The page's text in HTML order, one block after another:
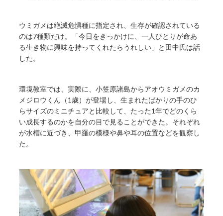
ウミガメは絶滅危惧種に指定され、生存が確認されている
のは7種類だけ。「今日をきっかけに、一人ひとりが命あ
る生き物に興味を持ってくれたらうれしい」と田中氏は話
した。
環境教室では、実際に、小笠原諸島からアオウミガメのカ
メジロウくん（1歳）が登場し、生まれたばかりの手のひ
らサイズのミニチュアと比較して、たった1年でどのくら
い成長するのかを自分の目で見ることができた。それぞれ
が水槽に近づき、甲羅の模様や鼻や耳の位置などを観察し
た。